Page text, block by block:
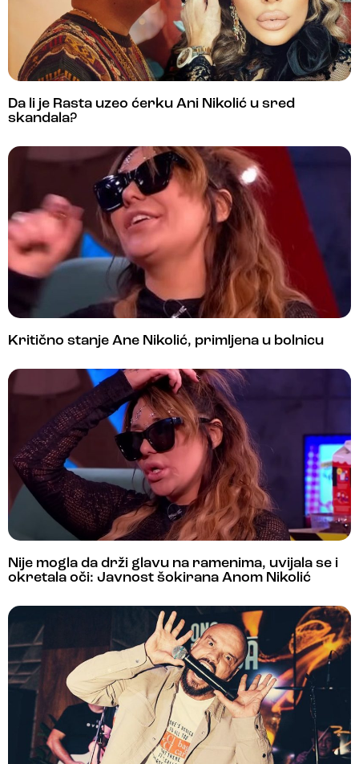
Da li je Rasta uzeo ćerku Ani Nikolić u sred
skandala?
Kritično stanje Ane Nikolić, primljena u bolnicu
Nije mogla da drži glavu na ramenima, uvijala se i
okretala oči: Javnost šokirana Anom Nikolić